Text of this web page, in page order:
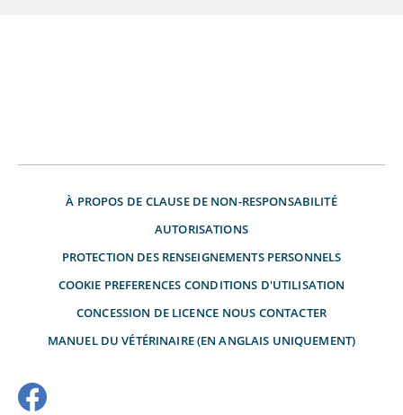
À PROPOS DE CLAUSE DE NON-RESPONSABILITÉ
AUTORISATIONS
PROTECTION DES RENSEIGNEMENTS PERSONNELS
COOKIE PREFERENCES CONDITIONS D'UTILISATION
CONCESSION DE LICENCE NOUS CONTACTER
MANUEL DU VÉTÉRINAIRE (EN ANGLAIS UNIQUEMENT)